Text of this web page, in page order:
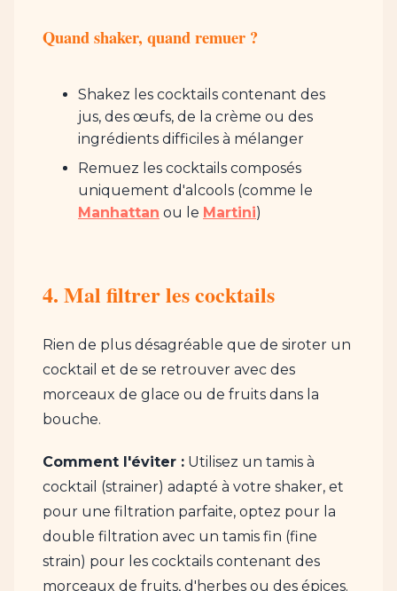
Quand shaker, quand remuer ?
Shakez les cocktails contenant des
jus, des œufs, de la crème ou des
ingrédients difficiles à mélanger
Remuez les cocktails composés
uniquement d'alcools (comme le
Manhattan ou le Martini)
4. Mal filtrer les cocktails
Rien de plus désagréable que de siroter un
cocktail et de se retrouver avec des
morceaux de glace ou de fruits dans la
bouche.
Comment l'éviter : Utilisez un tamis à
cocktail (strainer) adapté à votre shaker, et
pour une filtration parfaite, optez pour la
double filtration avec un tamis fin (fine
strain) pour les cocktails contenant des
morceaux de fruits, d'herbes ou des épices.